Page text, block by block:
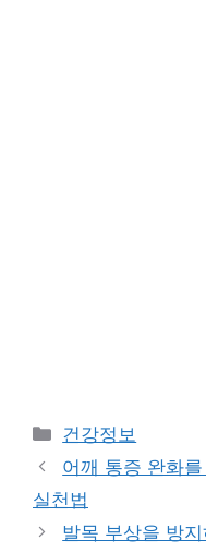
Categories
건강정보
어깨 통증 완화
실천법
발목 부상을 방